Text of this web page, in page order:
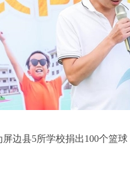
边县5所学校捐出100个篮